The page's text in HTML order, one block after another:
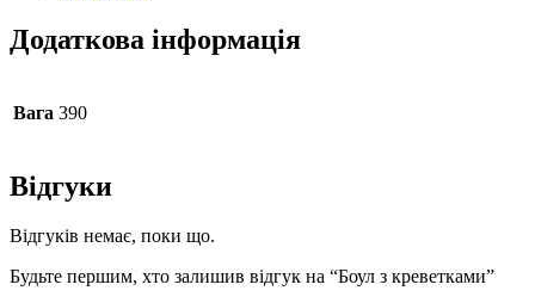
Додаткова інформація
Вага 390
Відгуки
Відгуків немає, поки що.
Будьте першим, хто залишив відгук на “Боул з креветками”